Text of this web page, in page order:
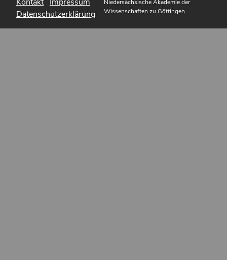
Datenschutzerklärung
Niedersächsische Akademie der
Wissenschaften zu Göttingen